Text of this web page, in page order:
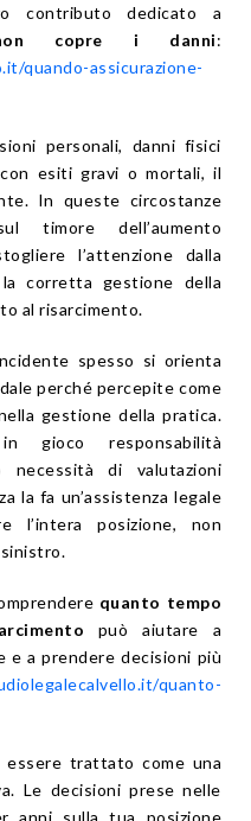
contributo dedicato a
non copre i danni:
quando-assicurazione-
personali, danni fisici
esiti gravi o mortali, il
In queste circostanze
timore dell’aumento
l’attenzione dalla
corretta gestione della
al risarcimento.
spesso si orienta
perché percepite come
gestione della pratica.
gioco responsabilità
necessità di valutazioni
la fa un’assistenza legale
l’intera posizione, non
quanto tempo
può aiutare a
a prendere decisioni più
quanto-
essere trattato come una
Le decisioni prese nelle
anni sulla tua posizione